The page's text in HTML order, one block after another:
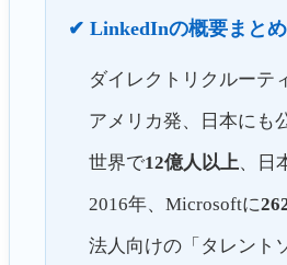
✔ LinkedInの概要まとめ
ダイレクトリクルーテ
アメリカ発、日本にも
世界で12億人以上、日
2016年、Microsoftに
法人向けの「タレント